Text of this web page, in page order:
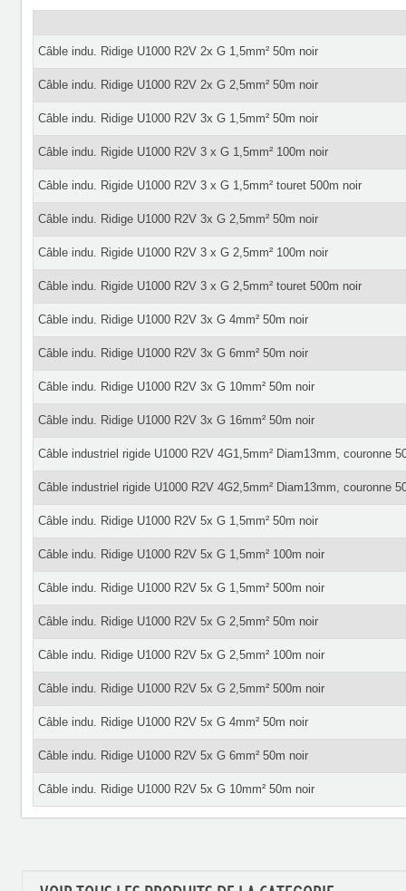
Câble indu. Ridige U1000 R2V 2x G 1,5mm² 50m noir
Câble indu. Ridige U1000 R2V 2x G 2,5mm² 50m noir
Câble indu. Ridige U1000 R2V 3x G 1,5mm² 50m noir
Câble indu. Rigide U1000 R2V 3 x G 1,5mm² 100m noir
Câble indu. Rigide U1000 R2V 3 x G 1,5mm² touret 500m noir
Câble indu. Ridige U1000 R2V 3x G 2,5mm² 50m noir
Câble indu. Rigide U1000 R2V 3 x G 2,5mm² 100m noir
Câble indu. Rigide U1000 R2V 3 x G 2,5mm² touret 500m noir
Câble indu. Ridige U1000 R2V 3x G 4mm² 50m noir
Câble indu. Ridige U1000 R2V 3x G 6mm² 50m noir
Câble indu. Ridige U1000 R2V 3x G 10mm² 50m noir
Câble indu. Ridige U1000 R2V 3x G 16mm² 50m noir
Câble industriel rigide U1000 R2V 4G1,5mm² Diam13mm, couronne
Câble industriel rigide U1000 R2V 4G2,5mm² Diam13mm, couronne
Câble indu. Ridige U1000 R2V 5x G 1,5mm² 50m noir
Câble indu. Ridige U1000 R2V 5x G 1,5mm² 100m noir
Câble indu. Ridige U1000 R2V 5x G 1,5mm² 500m noir
Câble indu. Ridige U1000 R2V 5x G 2,5mm² 50m noir
Câble indu. Ridige U1000 R2V 5x G 2,5mm² 100m noir
Câble indu. Ridige U1000 R2V 5x G 2,5mm² 500m noir
Câble indu. Ridige U1000 R2V 5x G 4mm² 50m noir
Câble indu. Ridige U1000 R2V 5x G 6mm² 50m noir
Câble indu. Ridige U1000 R2V 5x G 10mm² 50m noir